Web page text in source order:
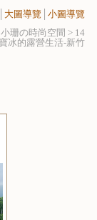
大圖導覽│ 小圖導覽
珊の時尚空間 > 14
冰的露營生活-新竹